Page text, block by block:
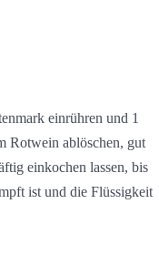
einrühren und 1
Rotwein ablöschen, gut
einkochen lassen, bis
ist und die Flüssigkeit